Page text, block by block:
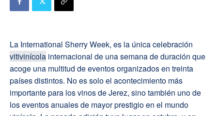
La International Sherry Week, es la única celebración
vitivinícola internacional de una semana de duración que
acoge una multitud de eventos organizados en treinta
países distintos. No es solo el acontecimiento más
importante para los vinos de Jerez, sino también uno de
los eventos anuales de mayor prestigio en el mundo